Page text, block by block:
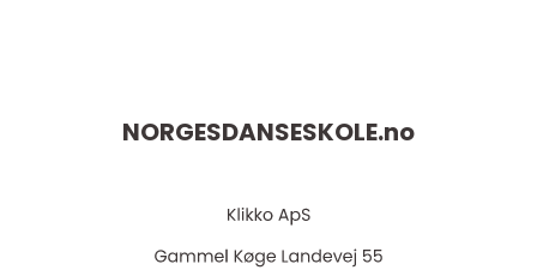
NORGESDANSESKOLE.no